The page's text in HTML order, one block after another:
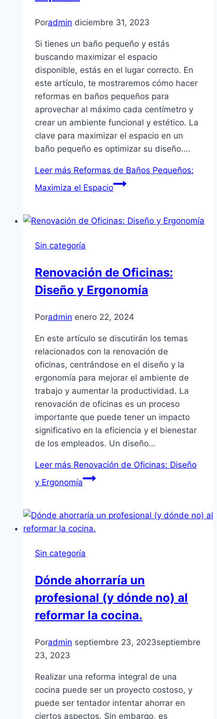
Poradmin diciembre 31, 2023
Si tienes un baño pequeño y estás
buscando maximizar el espacio
disponible, estás en el lugar correcto. En
este artículo, te mostraremos cómo hacer
reformas en baños pequeños para
aprovechar al máximo cada centímetro y
crear un ambiente funcional y estético. La
clave para maximizar el espacio en un
baño pequeño es optimizar su diseño….
Leer más Reformas de Baños Pequeños:
Maximiza el Espacio
Sin categoría
Renovación de Oficinas:
Diseño y Ergonomía
Poradmin enero 22, 2024
En este artículo se discutirán los temas
relacionados con la renovación de
oficinas, centrándose en el diseño y la
ergonomía para mejorar el ambiente de
trabajo y aumentar la productividad. La
renovación de oficinas es un proceso
importante que puede tener un impacto
significativo en la eficiencia y el bienestar
de los empleados. Un diseño…
Leer más Renovación de Oficinas: Diseño
y Ergonomía
Sin categoría
Dónde ahorraría un
profesional (y dónde no) al
reformar la cocina.
Poradmin septiembre 23, 2023septiembre
23, 2023
Realizar una reforma integral de una
cocina puede ser un proyecto costoso, y
puede ser tentador intentar ahorrar en
ciertos aspectos. Sin embargo, es